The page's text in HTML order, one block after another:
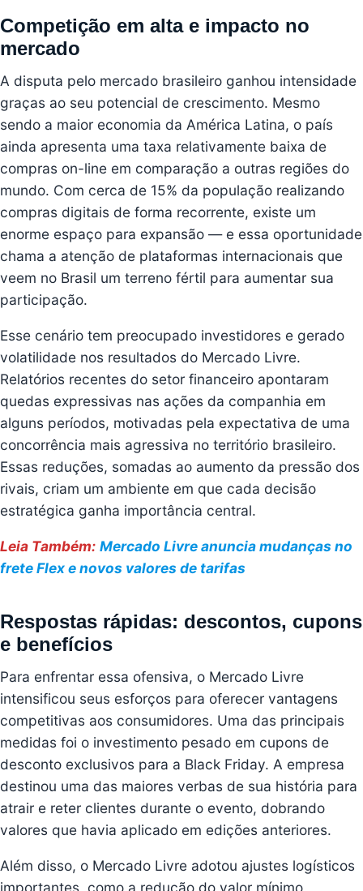
Competição em alta e impacto no
mercado
A disputa pelo mercado brasileiro ganhou intensidade
graças ao seu potencial de crescimento. Mesmo
sendo a maior economia da América Latina, o país
ainda apresenta uma taxa relativamente baixa de
compras on-line em comparação a outras regiões do
mundo. Com cerca de 15% da população realizando
compras digitais de forma recorrente, existe um
enorme espaço para expansão — e essa oportunidade
chama a atenção de plataformas internacionais que
veem no Brasil um terreno fértil para aumentar sua
participação.
Esse cenário tem preocupado investidores e gerado
volatilidade nos resultados do Mercado Livre.
Relatórios recentes do setor financeiro apontaram
quedas expressivas nas ações da companhia em
alguns períodos, motivadas pela expectativa de uma
concorrência mais agressiva no território brasileiro.
Essas reduções, somadas ao aumento da pressão dos
rivais, criam um ambiente em que cada decisão
estratégica ganha importância central.
Leia Também: Mercado Livre anuncia mudanças no
frete Flex e novos valores de tarifas
Respostas rápidas: descontos, cupons
e benefícios
Para enfrentar essa ofensiva, o Mercado Livre
intensificou seus esforços para oferecer vantagens
competitivas aos consumidores. Uma das principais
medidas foi o investimento pesado em cupons de
desconto exclusivos para a Black Friday. A empresa
destinou uma das maiores verbas de sua história para
atrair e reter clientes durante o evento, dobrando
valores que havia aplicado em edições anteriores.
Além disso, o Mercado Livre adotou ajustes logísticos
importantes, como a redução do valor mínimo